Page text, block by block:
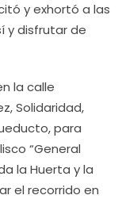
y exhortó a las
y disfrutar de
la calle
Solidaridad,
para
“General
la Huerta y la
el recorrido en